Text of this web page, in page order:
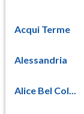
Acqui Terme
Alessandria
Alice Bel Col...